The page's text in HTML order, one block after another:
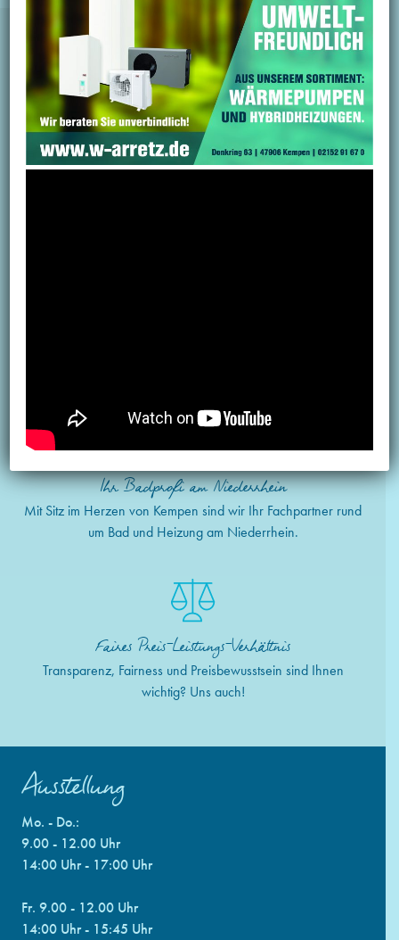
Regionale Partnerschaften
Wir arbeiten zusammen mit dem regionalen Sanitär-
Fachhandwerk und pflegen langjährige, vertrauensvolle
Ihr Badprofi am Niederrhein
Mit Sitz im Herzen von Kempen sind wir Ihr Fachpartner rund
um Bad und Heizung am Niederrhein.
Faires Preis-Leistungs-Verhältnis
Transparenz, Fairness und Preisbewusstsein sind Ihnen
wichtig? Uns auch!
Ausstellung
Mo. - Do.:
9.00 - 12.00 Uhr
14:00 Uhr - 17:00 Uhr
Fr. 9.00 - 12.00 Uhr
14:00 Uhr - 15:45 Uhr